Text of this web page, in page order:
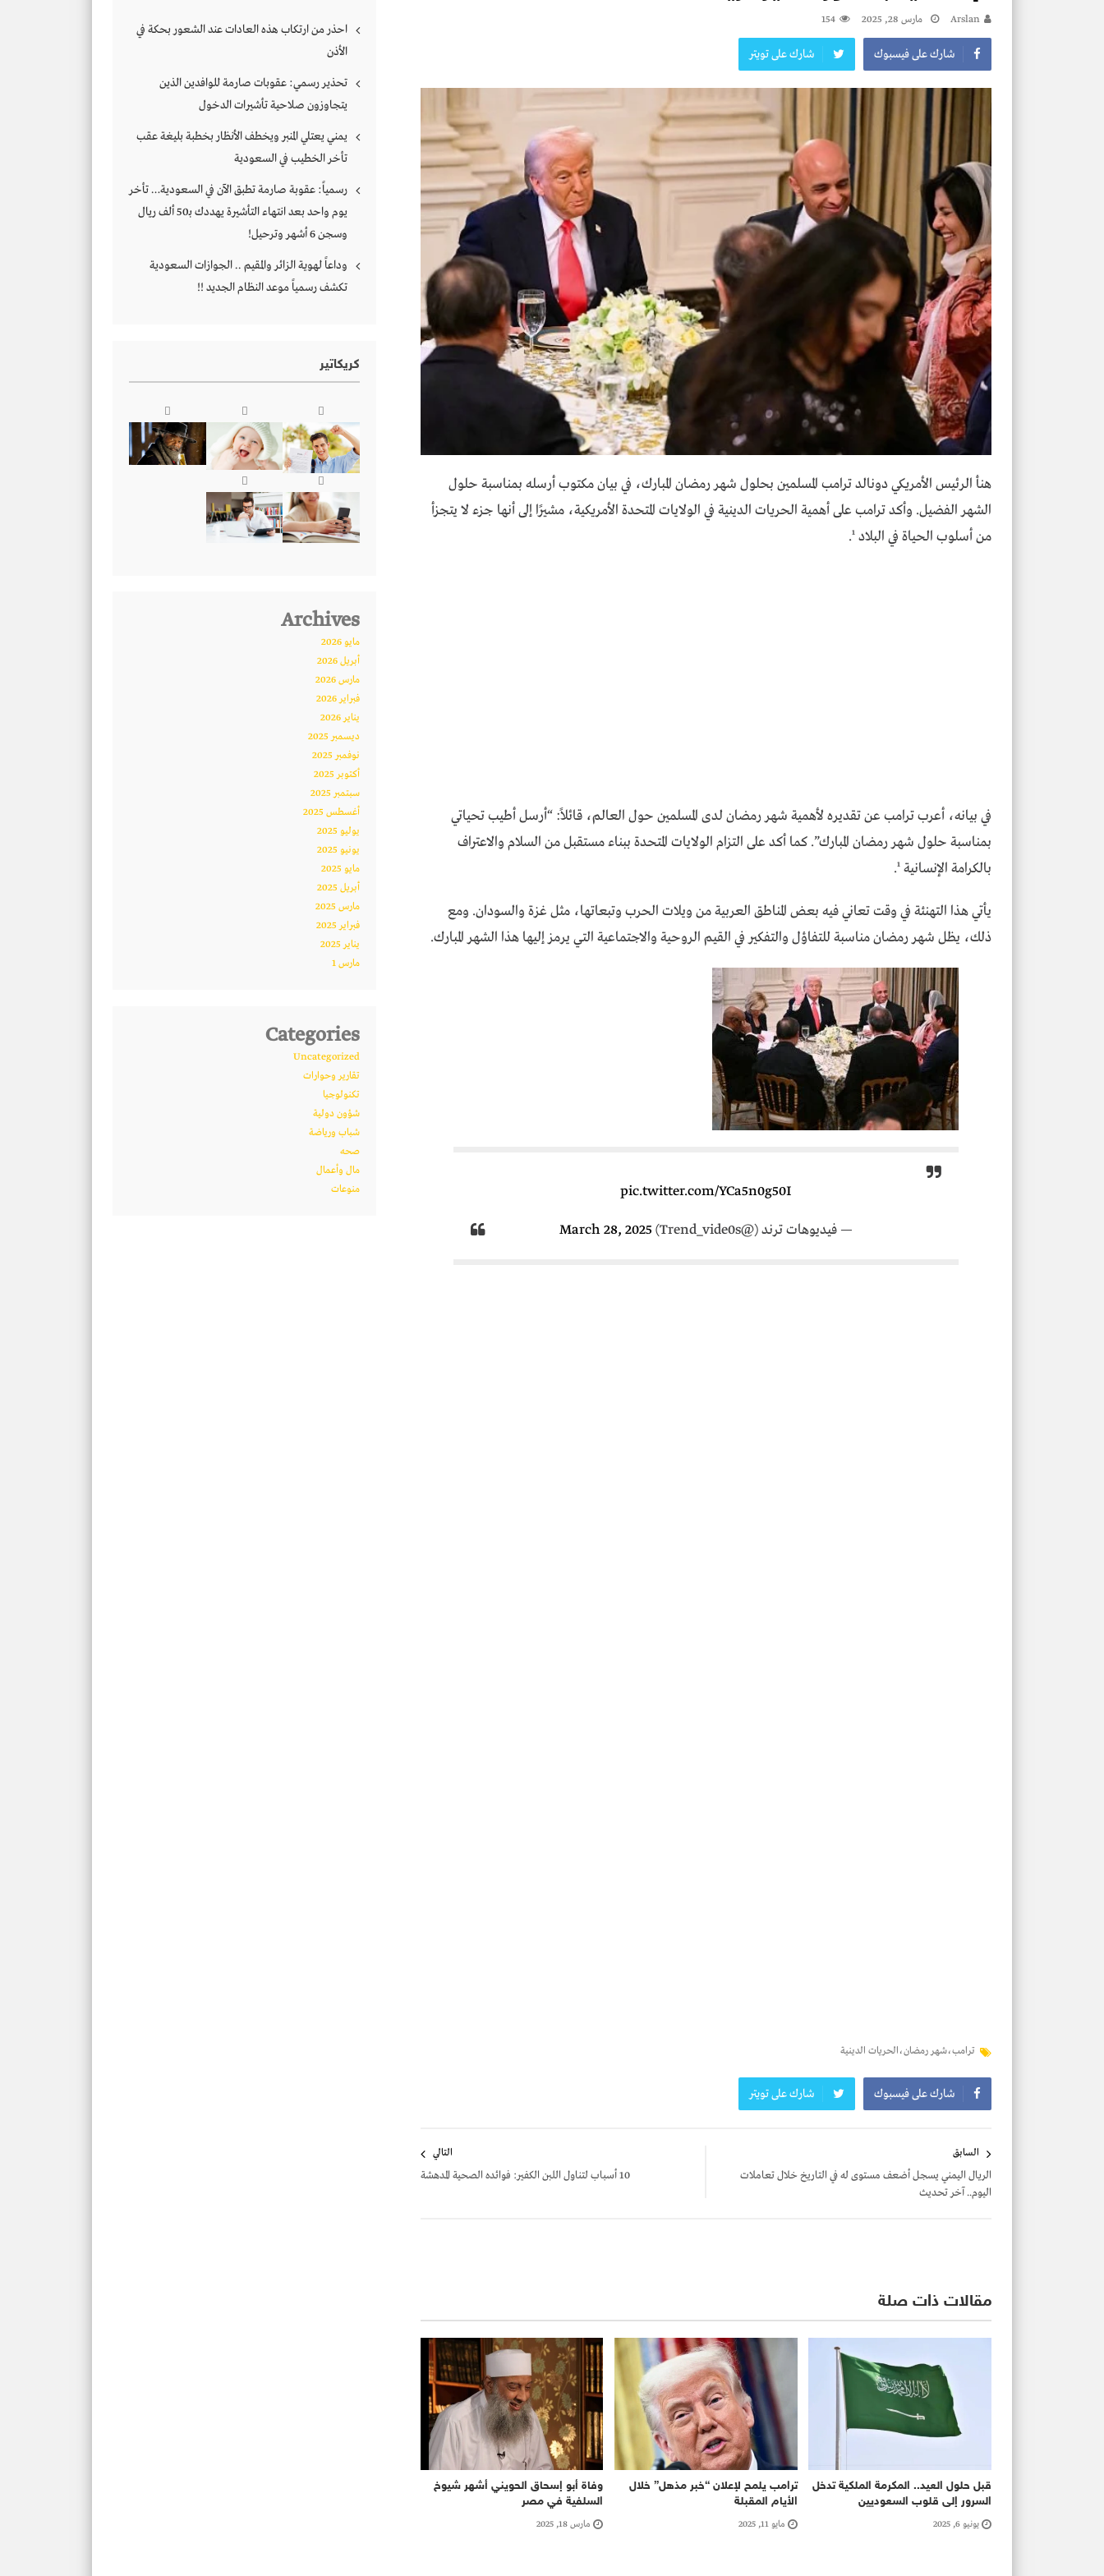
Arslan مارس 28, 2025 154
شارك على فيسبوك شارك على تويتر
هنأ الرئيس الأمريكي دونالد ترامب المسلمين بحلول شهر رمضان المبارك، في بيان مكتوب أرسله بمناسبة حلول
الشهر الفضيل. وأكد ترامب على أهمية الحريات الدينية في الولايات المتحدة الأمريكية، مشيرًا إلى أنها جزء لا يتجزأ
من أسلوب الحياة في البلاد ¹.
في بيانه، أعرب ترامب عن تقديره لأهمية شهر رمضان لدى المسلمين حول العالم، قائلاً: “أرسل أطيب تحياتي
بمناسبة حلول شهر رمضان المبارك”. كما أكد على التزام الولايات المتحدة ببناء مستقبل من السلام والاعتراف
بالكرامة الإنسانية ¹.
يأتي هذا التهنئة في وقت تعاني فيه بعض المناطق العربية من ويلات الحرب وتبعاتها، مثل غزة والسودان. ومع
ذلك، يظل شهر رمضان مناسبة للتفاؤل والتفكير في القيم الروحية والاجتماعية التي يرمز إليها هذا الشهر المبارك.
pic.twitter.com/YCa5n0g50I
— فيديوهات ترند (@Trend_vide0s) March 28, 2025
ترامب،شهر رمضان،الحريات الدينية
شارك على فيسبوك شارك على تويتر
المقالات
السابق
الريال اليمني يسجل أضعف مستوى له في التاريخ خلال تعاملات
اليوم.. آخر تحديث
التالي
10 أسباب لتناول اللبن الكفير: فوائده الصحية المدهشة
مقالات ذات صلة
قبل حلول العيد.. المكرمة الملكية تدخل
السرور إلى قلوب السعوديين
يونيو 6, 2025
ترامب يلمح لإعلان “خبر مذهل” خلال
الأيام المقبلة
مايو 11, 2025
وفاة أبو إسحاق الحويني أشهر شيوخ
السلفية في مصر
مارس 18, 2025
احذر من ارتكاب هذه العادات عند الشعور بحكة في
الأذن
تحذير رسمي: عقوبات صارمة للوافدين الذين
يتجاوزون صلاحية تأشيرات الدخول
يمني يعتلي المنبر ويخطف الأنظار بخطبة بليغة عقب
تأخر الخطيب في السعودية
رسمياً: عقوبة صارمة تطبق الآن في السعودية… تأخر
يوم واحد بعد انتهاء التأشيرة يهددك بـ50 ألف ريال
وسجن 6 أشهر وترحيل!
وداعاً لهوية الزائر والمقيم .. الجوازات السعودية
تكشف رسمياً موعد النظام الجديد !!
كريكاتير
Archives
مايو 2026
أبريل 2026
مارس 2026
فبراير 2026
يناير 2026
ديسمبر 2025
نوفمبر 2025
أكتوبر 2025
سبتمبر 2025
أغسطس 2025
يوليو 2025
يونيو 2025
مايو 2025
أبريل 2025
مارس 2025
فبراير 2025
يناير 2025
مارس 1
Categories
Uncategorized
تقارير وحوارات
تكنولوجيا
شؤون دولية
شباب ورياضة
صحه
مال وأعمال
منوعات